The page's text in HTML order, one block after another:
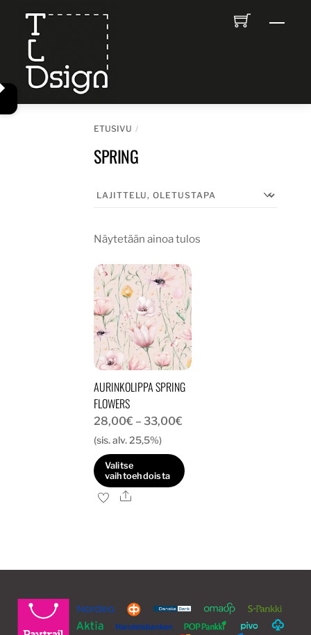
content
ETUSIVU
SPRING
Näytetään ainoa tulos
AURINKOLIPPA SPRING
FLOWERS
28,00€ – 33,00€
33,00€
(sis. alv. 25,5%)
Valitse
vaihtoehdoista
Tällä
muunnelma.
tehdä
valinnat
Ale